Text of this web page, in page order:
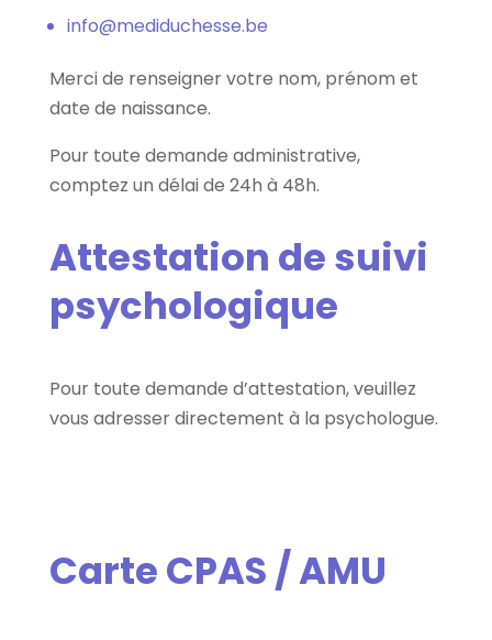
info@mediduchesse.be
Merci de renseigner votre nom, prénom et
date de naissance.
Pour toute demande administrative,
comptez un délai de 24h à 48h.
Attestation de suivi
psychologique
Pour toute demande d’attestation, veuillez
vous adresser directement à la psychologue.
Carte CPAS / AMU